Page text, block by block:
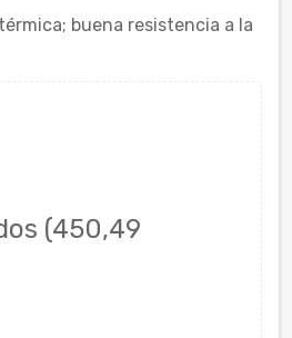
buena resistencia a la
(450,49